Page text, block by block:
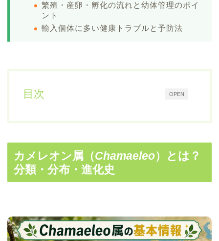
繁殖・産卵・孵化の流れと幼体管理のポイ
ント
輸入個体に多い健康トラブルと予防法
OPEN
目次
カメレオン属（Chamaeleo）とは？
分類・分布・進化史